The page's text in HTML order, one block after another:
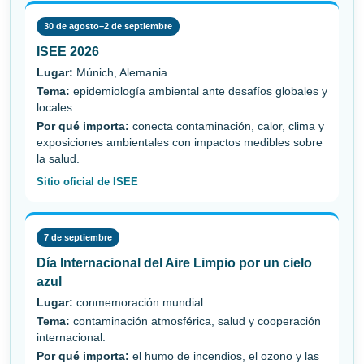
30 de agosto–2 de septiembre
ISEE 2026
Lugar: Múnich, Alemania.
Tema: epidemiología ambiental ante desafíos globales y
locales.
Por qué importa: conecta contaminación, calor, clima y
exposiciones ambientales con impactos medibles sobre
la salud.
Sitio oficial de ISEE
7 de septiembre
Día Internacional del Aire Limpio por un cielo
azul
Lugar: conmemoración mundial.
Tema: contaminación atmosférica, salud y cooperación
internacional.
Por qué importa: el humo de incendios, el ozono y las